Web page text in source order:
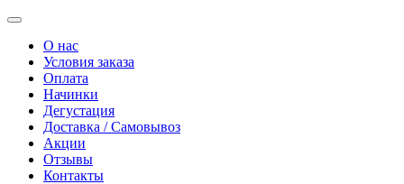
О нас
Условия заказа
Оплата
Начинки
Дегустация
Доставка / Самовывоз
Акции
Отзывы
Контакты